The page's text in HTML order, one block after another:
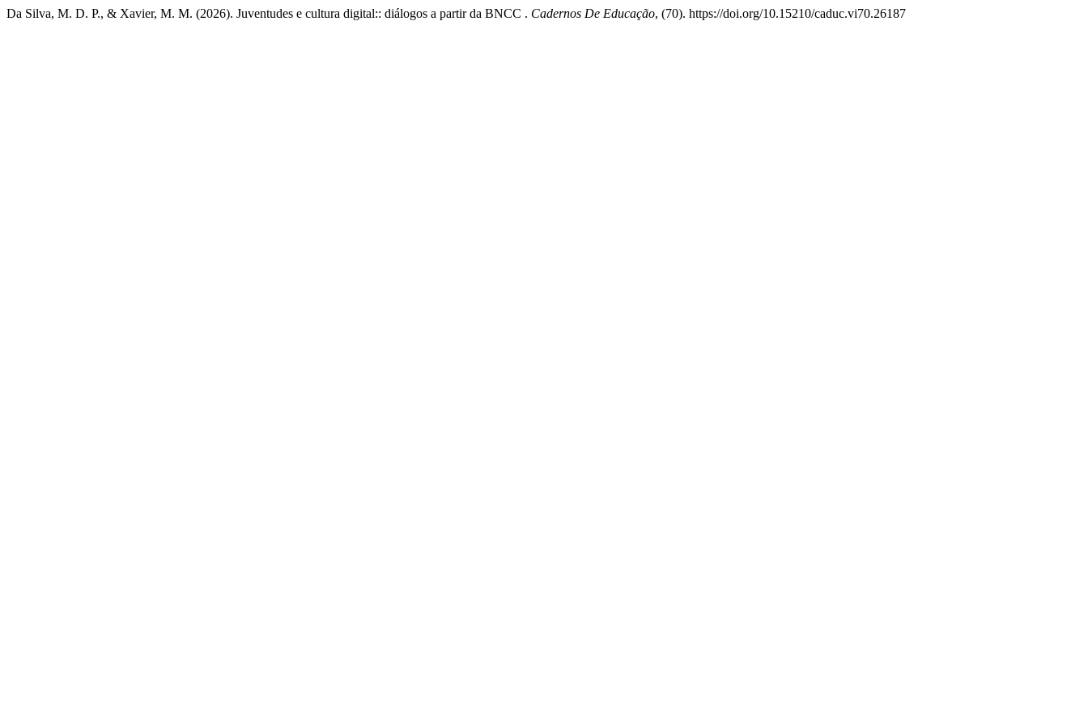
Da Silva, M. D. P., & Xavier, M. M. (2026). Juventudes e cultura digital:: diálogos a partir da BNCC . Cadernos De Educação, (70). https://doi.org/10.15210/caduc.vi70.26187